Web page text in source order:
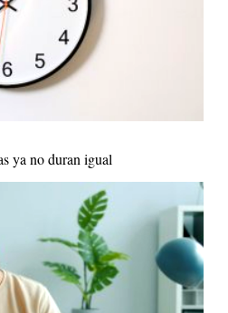
ya no duran igual